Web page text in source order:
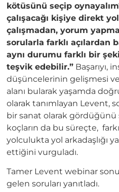
kötüsünü seçip
çalışacağı kişiye direkt
çalışmadan, yorum
sorularla farklı açılardan
aynı durumu farklı bir
teşvik edebilir.” Başarıyı,
düşüncelerinin gelişmesi
alanı bularak yaşamda
olarak tanımlayan Levent,
bir sanat olarak gördüğünü
koçların da bu süreçte,
yolculukta yol arkadaşlığı
ettiğini vurguladı.
Tamer Levent webinar
gelen soruları yanıtladı.